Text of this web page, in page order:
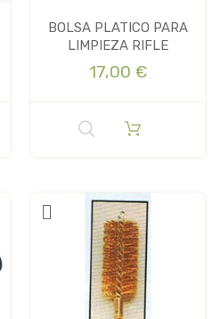
BOLSA PLATICO PARA
LIMPIEZA RIFLE
17,00 €